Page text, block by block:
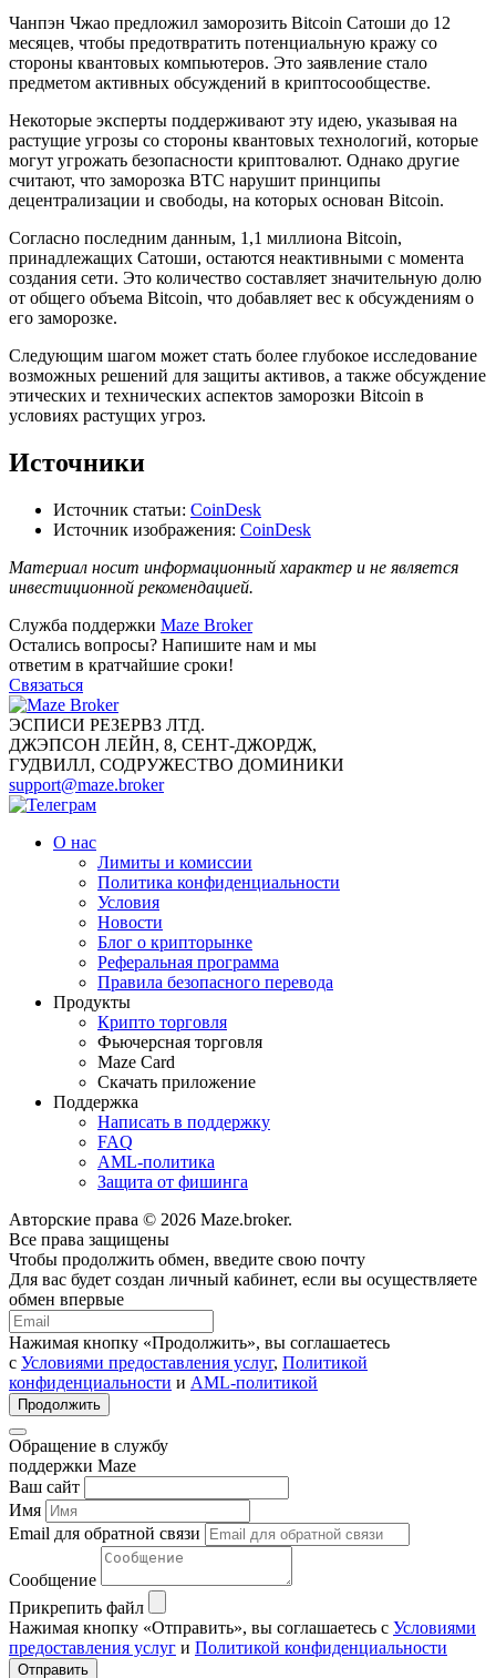
Чанпэн Чжао предложил заморозить Bitcoin Сатоши до 12
месяцев, чтобы предотвратить потенциальную кражу со
стороны квантовых компьютеров. Это заявление стало
предметом активных обсуждений в криптосообществе.
Некоторые эксперты поддерживают эту идею, указывая на
растущие угрозы со стороны квантовых технологий, которые
могут угрожать безопасности криптовалют. Однако другие
считают, что заморозка BTC нарушит принципы
децентрализации и свободы, на которых основан Bitcoin.
Согласно последним данным, 1,1 миллиона Bitcoin,
принадлежащих Сатоши, остаются неактивными с момента
создания сети. Это количество составляет значительную долю
от общего объема Bitcoin, что добавляет вес к обсуждениям о
его заморозке.
Следующим шагом может стать более глубокое исследование
возможных решений для защиты активов, а также обсуждение
этических и технических аспектов заморозки Bitcoin в
условиях растущих угроз.
Источники
Источник статьи: CoinDesk
Источник изображения: CoinDesk
Материал носит информационный характер и не является
инвестиционной рекомендацией.
Служба поддержки Maze Broker
Остались вопросы? Напишите нам и мы
ответим в кратчайшие сроки!
Связаться
ЭСПИСИ РЕЗЕРВЗ ЛТД.
ДЖЭПСОН ЛЕЙН, 8, СЕНТ-ДЖОРДЖ,
ГУДВИЛЛ, СОДРУЖЕСТВО ДОМИНИКИ
support@maze.broker
О нас
Лимиты и комиссии
Политика конфиденциальности
Условия
Новости
Блог о крипторынке
Реферальная программа
Правила безопасного перевода
Продукты
Крипто торговля
Фьючерсная торговля
Maze Card
Скачать приложение
Поддержка
Написать в поддержку
FAQ
AML-политика
Защита от фишинга
Авторские права © 2026 Maze.broker.
Все права защищены
Чтобы продолжить обмен, введите свою почту
Для вас будет создан личный кабинет, если вы осуществляете
обмен впервые
Нажимая кнопку «Продолжить», вы соглашаетесь
с Условиями предоставления услуг, Политикой
конфиденциальности и AML-политикой
Продолжить
Обращение в службу
поддержки Maze
Ваш сайт
Имя
Email для обратной связи
Сообщение
Прикрепить файл
Нажимая кнопку «Отправить», вы соглашаетесь с Условиями
предоставления услуг и Политикой конфиденциальности
Отправить